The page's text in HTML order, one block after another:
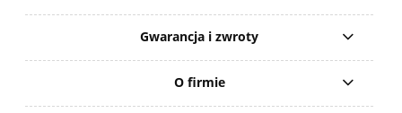
Gwarancja i zwroty
O firmie